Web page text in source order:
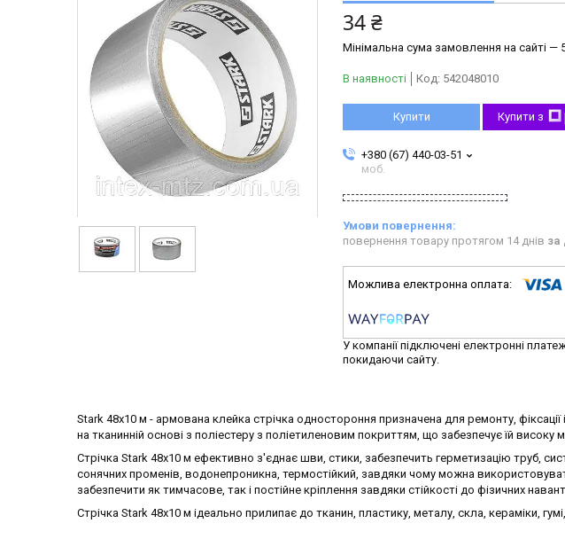
34 ₴
Мінімальна сума замовлення на сайті —
В наявності Код: 542048010
Купити Купити з
+380 (67) 440-03-51
моб.
повернення товару протягом 14 днів за
У компанії підключені електронні
покидаючи сайту.
Stark 48x10 м - армована клейка стрічка одностороння призначена для ремонту, фіксації
на тканинній основі з поліестеру з поліетиленовим покриттям, що забезпечує їй високу
Стрічка Stark 48x10 м ефективно з'єднає шви, стики, забезпечить герметизацію труб,
сонячних променів, водонепроникна, термостійкий, завдяки чому можна
забезпечити як тимчасове, так і постійне кріплення завдяки стійкості до фізичних
Стрічка Stark 48x10 м ідеально прилипає до тканин, пластику, металу, скла, кераміки, гумі,